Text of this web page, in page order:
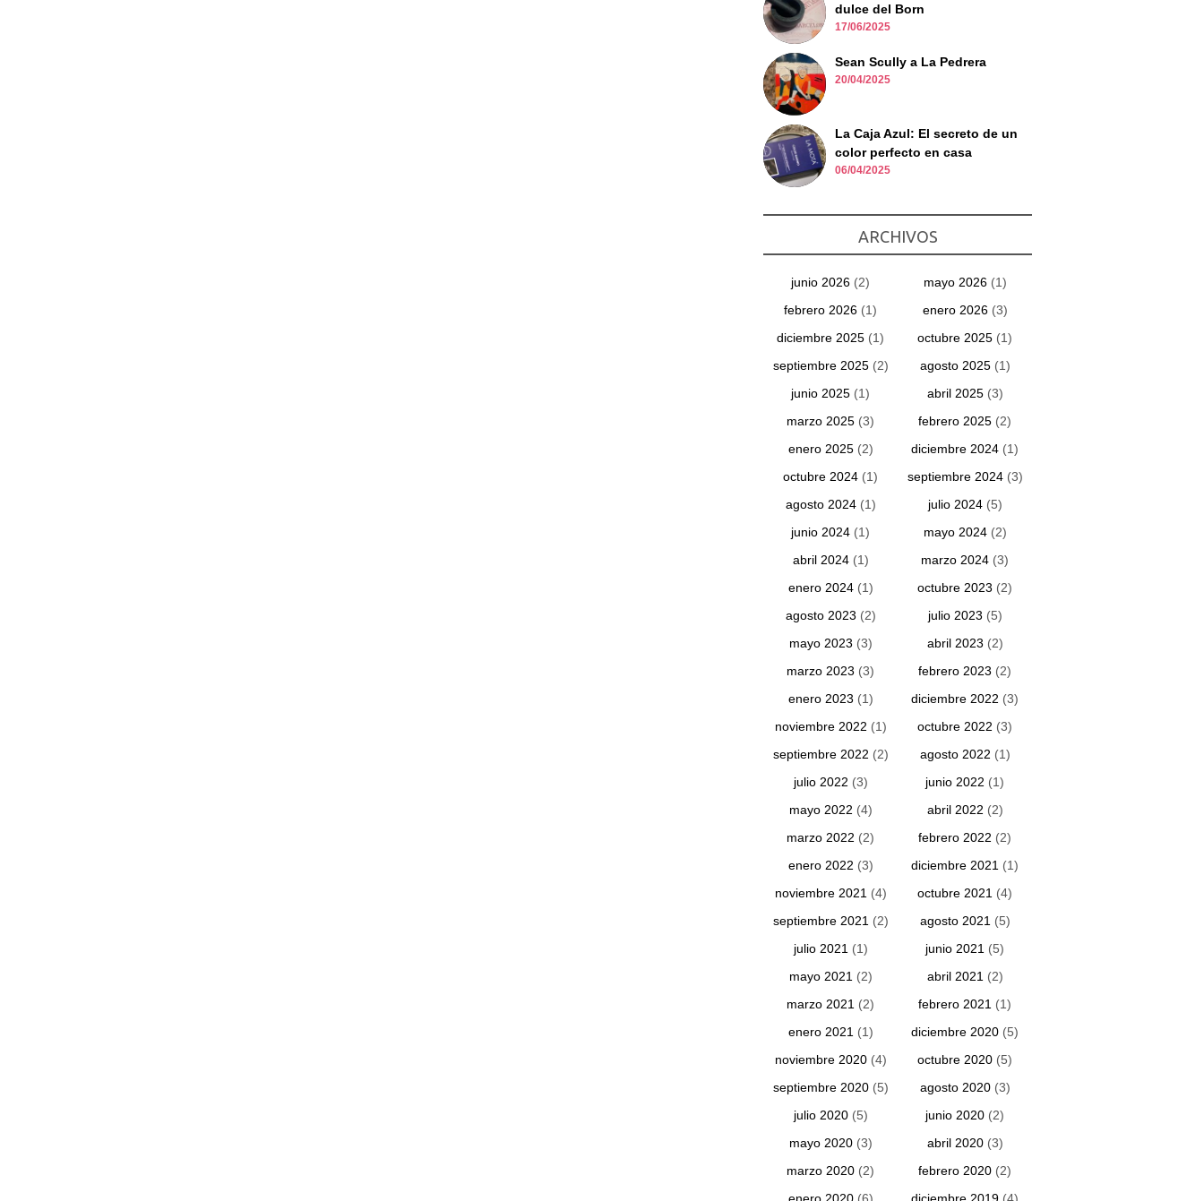
dulce del Born
17/06/2025
Sean Scully a La Pedrera
20/04/2025
La Caja Azul: El secreto de un
color perfecto en casa
06/04/2025
ARCHIVOS
junio 2026 (2) mayo 2026(1)
febrero 2026 (1) enero 2026(3)
diciembre 2025 (1) octubre 2025 (1)
septiembre 2025(2) agosto 2025(1)
junio 2025 (1) abril 2025(3)
marzo 2025 (3) febrero 2025 (2)
enero 2025(2) diciembre 2024 (1)
octubre 2024 (1) septiembre 2024(3)
agosto 2024(1) julio 2024(5)
junio 2024 (1) mayo 2024(2)
abril 2024(1) marzo 2024 (3)
enero 2024(1) octubre 2023 (2)
agosto 2023 (2) julio 2023 (5)
mayo 2023 (3) abril 2023 (2)
marzo 2023 (3) febrero 2023 (2)
enero 2023 (1) diciembre 2022 (3)
noviembre 2022 (1) octubre 2022 (3)
septiembre 2022 (2) agosto 2022 (1)
julio 2022 (3) junio 2022 (1)
mayo 2022 (4) abril 2022 (2)
marzo 2022 (2) febrero 2022 (2)
enero 2022 (3) diciembre 2021 (1)
noviembre 2021 (4) octubre 2021 (4)
septiembre 2021 (2) agosto 2021 (5)
julio 2021 (1) junio 2021 (5)
mayo 2021 (2) abril 2021 (2)
marzo 2021 (2) febrero 2021 (1)
enero 2021 (1) diciembre 2020 (5)
noviembre 2020(4) octubre 2020 (5)
septiembre 2020(5) agosto 2020(3)
julio 2020(5) junio 2020 (2)
mayo 2020(3) abril 2020(3)
marzo 2020 (2) febrero 2020 (2)